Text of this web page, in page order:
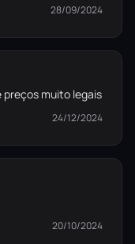
28/09/2024
muito legais
24/12/2024
20/10/2024